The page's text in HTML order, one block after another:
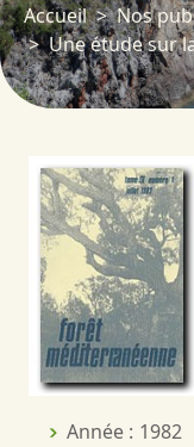
Accueil Nos
Année : 1982